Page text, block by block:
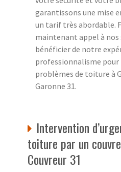
garantissons une mise
un tarif très abordable.
maintenant appel à nos
bénéficier de notre
professionnalisme pour
problèmes de toiture à
Garonne 31.
Intervention
toiture par un
Couvreur 31